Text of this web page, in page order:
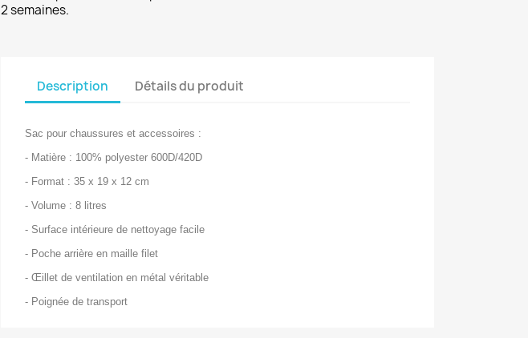
2 semaines.
Description Détails du produit
Sac pour chaussures et accessoires :
- Matière : 100% polyester 600D/420D
- Format : 35 x 19 x 12 cm
- Volume : 8 litres
- Surface intérieure de nettoyage facile
- Poche arrière en maille filet
- Œillet de ventilation en métal véritable
- Poignée de transport